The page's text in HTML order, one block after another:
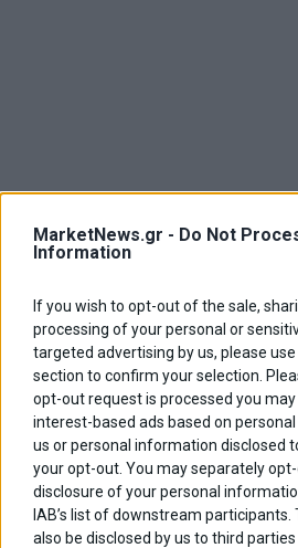
MarketNews.gr - Do Not
Information
If you wish to opt-out of the sale,
processing of your personal or
targeted advertising by us, please
section to confirm your selection.
opt-out request is processed you
interest-based ads based on
us or personal information disclosed
your opt-out. You may separately
disclosure of your personal
IAB’s list of downstream
also be disclosed by us to third
Ελευθερία Κούρταλη
Οι «τιμωροί» των ομολόγων
Εύη Φραγκάκη
Η αληθινή παιδεία ξεκινά
Σταματίνα Σταματάκου
Η βία κατά των ζώων δεν